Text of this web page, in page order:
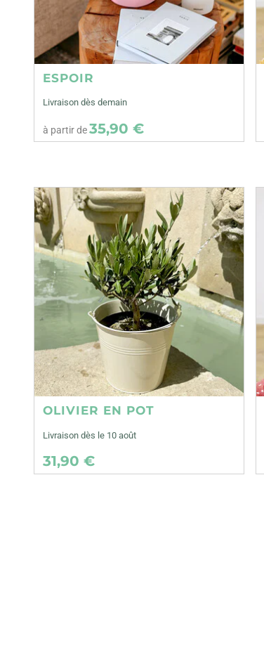
ESPOIR
Livraison dès demain
à partir de35,90 €
OLIVIER EN POT
Livraison dès le 10 août
31,90 €